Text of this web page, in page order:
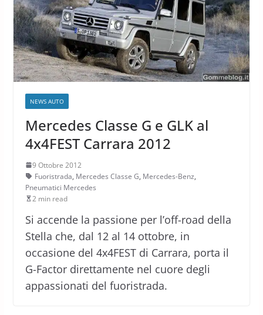
NEWS AUTO
Mercedes Classe G e GLK al
4x4FEST Carrara 2012
9 Ottobre 2012
Fuoristrada, Mercedes Classe G, Mercedes-Benz,
Pneumatici Mercedes
2 min read
Si accende la passione per l’off-road della
Stella che, dal 12 al 14 ottobre, in
occasione del 4x4FEST di Carrara, porta il
G-Factor direttamente nel cuore degli
appassionati del fuoristrada.